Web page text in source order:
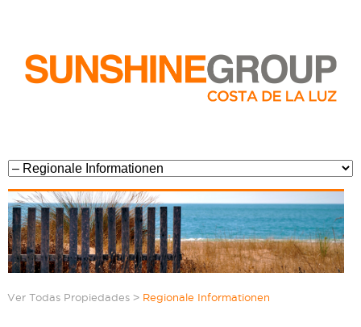
Ver Todas Propiedades> Regionale Informationen